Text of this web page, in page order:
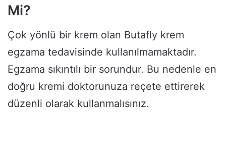
Mi?
Çok yönlü bir krem olan Butafly krem
egzama tedavisinde kullanılmamaktadır.
Egzama sıkıntılı bir sorundur. Bu nedenle en
doğru kremi doktorunuza reçete ettirerek
düzenli olarak kullanmalısınız.